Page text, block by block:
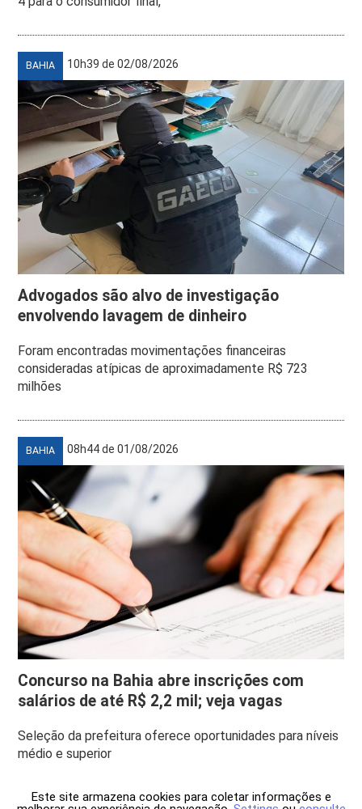
BAHIA 10h39 de 02/08/2026
Advogados são alvo de investigação
envolvendo lavagem de dinheiro
Foram encontradas movimentações financeiras
consideradas atípicas de aproximadamente R$ 723
milhões
BAHIA 08h44 de 01/08/2026
Concurso na Bahia abre inscrições com
salários de até R$ 2,2 mil; veja vagas
Seleção da prefeitura oferece oportunidades para níveis
médio e superior
Este site armazena cookies para coletar informações e